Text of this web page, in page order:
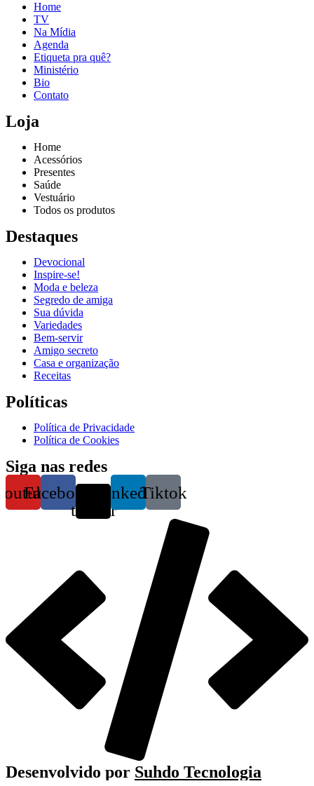
Home
TV
Na Mídia
Agenda
Etiqueta pra quê?
Ministério
Bio
Contato
Loja
Home
Acessórios
Presentes
Saúde
Vestuário
Todos os produtos
Destaques
Devocional
Inspire-se!
Moda e beleza
Segredo de amiga
Sua dúvida
Variedades
Bem-servir
Amigo secreto
Casa e organização
Receitas
Políticas
Política de Privacidade
Política de Cookies
Siga nas redes
Facebook
twitter
LinkedinTiktok
Desenvolvido por Suhdo Tecnologia